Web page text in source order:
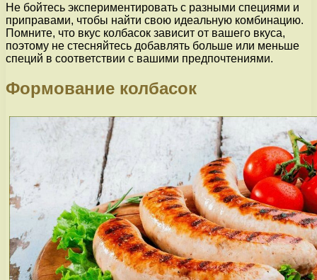
Не бойтесь экспериментировать с разными специями и
приправами, чтобы найти свою идеальную комбинацию.
Помните, что вкус колбасок зависит от вашего вкуса,
поэтому не стесняйтесь добавлять больше или меньше
специй в соответствии с вашими предпочтениями.
Формование колбасок